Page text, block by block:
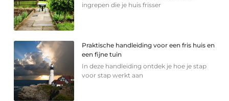
ingrepen die je huis frisser
Praktische handleiding voor een fris huis en
een fijne tuin
In deze handleiding ontdek je hoe je stap
voor stap werkt aan